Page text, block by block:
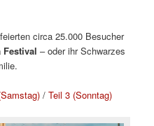
circa 25.000 Besucher
Festival – oder ihr Schwarzes
/Teil 3 (Sonntag)